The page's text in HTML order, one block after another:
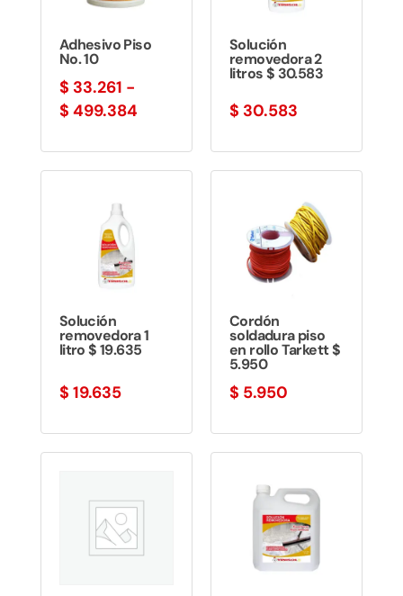
Adhesivo Piso
No. 10
$ 33.261 -
$ 499.384Rango
precios:
Solución
removedora 2
litros $ 30.583
$ 30.583
Solución
removedora 1
litro $ 19.635
$ 19.635
Cordón
soldadura piso
en rollo Tarkett $
5.950
$ 5.950